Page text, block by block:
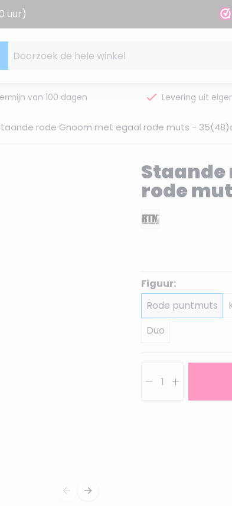
uur)
van 100 dagen Levering uit
rode Gnoom met egaal rode muts -
Staande
rode
Figuur:
Rode puntmuts
Duo